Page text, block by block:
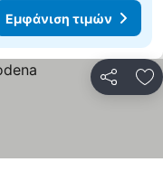
Εμφάνιση τιμών